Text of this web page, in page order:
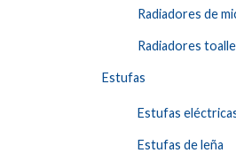
Radiadores de
Radiadores
Estufas
Estufas
Estufas de leña